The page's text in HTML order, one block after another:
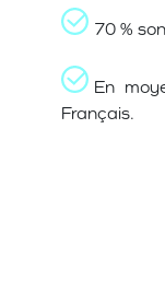
70 %
En
Français.